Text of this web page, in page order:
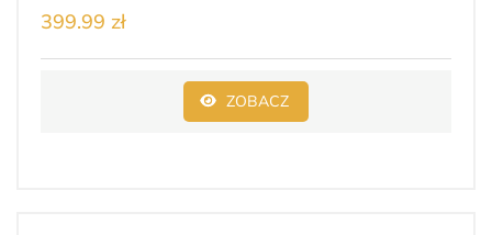
399.99 zł
ZOBACZ